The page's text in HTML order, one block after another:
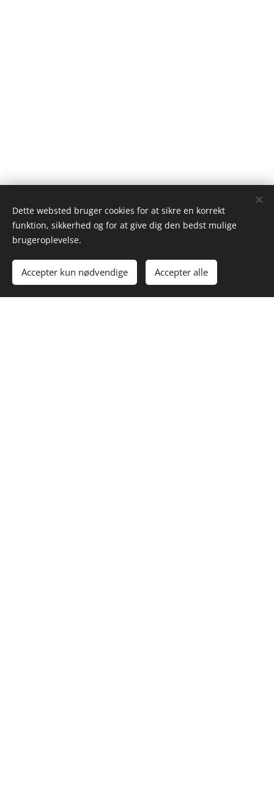
Dette websted bruger cookies for at sikre en korrekt
funktion, sikkerhed og for at give dig den bedst mulige
brugeroplevelse.
Accepter kun nødvendige Accepter alle